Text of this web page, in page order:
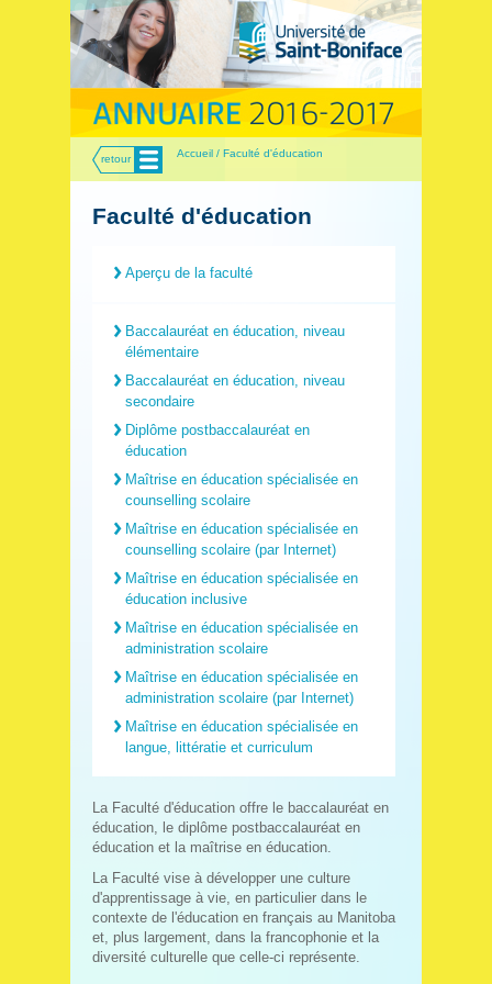
retour Menu Accueil / Faculté d'éducation
Faculté d'éducation
Aperçu de la faculté
Baccalauréat en éducation, niveau
élémentaire
Baccalauréat en éducation, niveau
secondaire
Diplôme postbaccalauréat en
éducation
Maîtrise en éducation spécialisée en
counselling scolaire
Maîtrise en éducation spécialisée en
counselling scolaire (par Internet)
Maîtrise en éducation spécialisée en
éducation inclusive
Maîtrise en éducation spécialisée en
administration scolaire
Maîtrise en éducation spécialisée en
administration scolaire (par Internet)
Maîtrise en éducation spécialisée en
langue, littératie et curriculum
La Faculté d'éducation offre le baccalauréat en
éducation, le diplôme postbaccalauréat en
éducation et la maîtrise en éducation.
La Faculté vise à développer une culture
d'apprentissage à vie, en particulier dans le
contexte de l'éducation en français au Manitoba
et, plus largement, dans la francophonie et la
diversité culturelle que celle-ci représente.